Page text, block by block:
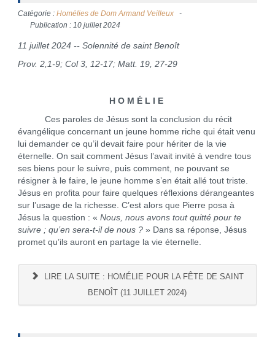
Catégorie : Homélies de Dom Armand Veilleux
Publication : 10 juillet 2024
11 juillet 2024 -- Solennité de saint Benoît
Prov. 2,1-9; Col 3, 12-17; Matt. 19, 27-29
H O M É L I E
Ces paroles de Jésus sont la conclusion du récit
évangélique concernant un jeune homme riche qui était venu
lui demander ce qu’il devait faire pour hériter de la vie
éternelle. On sait comment Jésus l’avait invité à vendre tous
ses biens pour le suivre, puis comment, ne pouvant se
résigner à le faire, le jeune homme s’en était allé tout triste.
Jésus en profita pour faire quelques réflexions dérangeantes
sur l’usage de la richesse. C’est alors que Pierre posa à
Jésus la question : « Nous, nous avons tout quitté pour te
suivre ; qu’en sera-t-il de nous ?» Dans sa réponse, Jésus
promet qu’ils auront en partage la vie éternelle.
LIRE LA SUITE : HOMÉLIE POUR LA FÊTE DE SAINT
BENOÎT (11 JUILLET 2024)